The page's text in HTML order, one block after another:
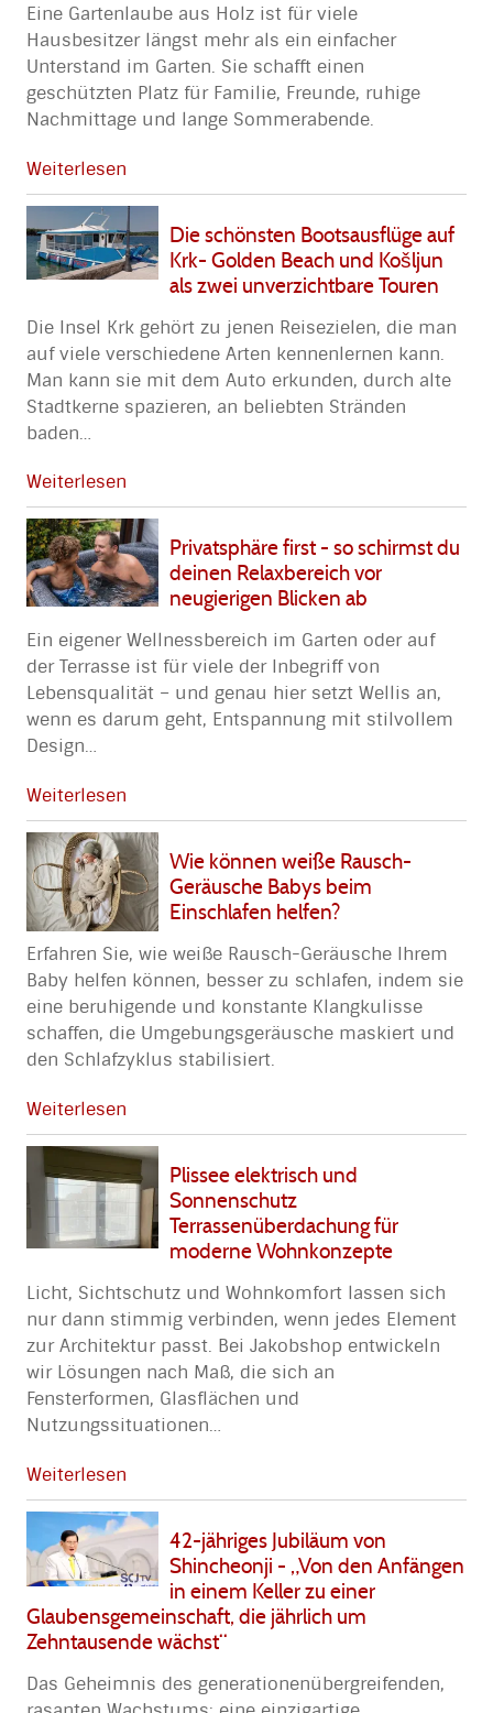
Eine Gartenlaube aus Holz ist für viele
Hausbesitzer längst mehr als ein einfacher
Unterstand im Garten. Sie schafft einen
geschützten Platz für Familie, Freunde, ruhige
Nachmittage und lange Sommerabende.
Weiterlesen
Die schönsten Bootsausflüge auf
Krk- Golden Beach und Košljun
als zwei unverzichtbare Touren
Die Insel Krk gehört zu jenen Reisezielen, die man
auf viele verschiedene Arten kennenlernen kann.
Man kann sie mit dem Auto erkunden, durch alte
Stadtkerne spazieren, an beliebten Stränden
baden…
Weiterlesen
Privatsphäre first - so schirmst du
deinen Relaxbereich vor
neugierigen Blicken ab
Ein eigener Wellnessbereich im Garten oder auf
der Terrasse ist für viele der Inbegriff von
Lebensqualität – und genau hier setzt Wellis an,
wenn es darum geht, Entspannung mit stilvollem
Design…
Weiterlesen
Wie können weiße Rausch-
Geräusche Babys beim
Einschlafen helfen?
Erfahren Sie, wie weiße Rausch-Geräusche Ihrem
Baby helfen können, besser zu schlafen, indem sie
eine beruhigende und konstante Klangkulisse
schaffen, die Umgebungsgeräusche maskiert und
den Schlafzyklus stabilisiert.
Weiterlesen
Plissee elektrisch und
Sonnenschutz
Terrassenüberdachung für
moderne Wohnkonzepte
Licht, Sichtschutz und Wohnkomfort lassen sich
nur dann stimmig verbinden, wenn jedes Element
zur Architektur passt. Bei Jakobshop entwickeln
wir Lösungen nach Maß, die sich an
Fensterformen, Glasflächen und
Nutzungssituationen…
Weiterlesen
42-jähriges Jubiläum von
Shincheonji - „Von den Anfängen
in einem Keller zu einer
Glaubensgemeinschaft, die jährlich um
Zehntausende wächst“
Das Geheimnis des generationenübergreifenden,